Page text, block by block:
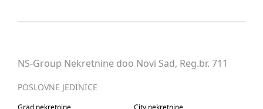
NS-Group Nekretnine doo Novi Sad, Reg.br. 711
POSLOVNE JEDINICE